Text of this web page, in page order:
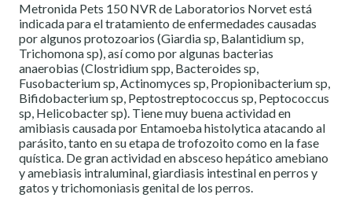
Metronida Pets 150 NVR de Laboratorios Norvet está
indicada para el tratamiento de enfermedades causadas
por algunos protozoarios (Giardia sp, Balantidium sp,
Trichomona sp), así como por algunas bacterias
anaerobias (Clostridium spp, Bacteroides sp,
Fusobacterium sp, Actinomyces sp, Propionibacterium sp,
Bifidobacterium sp, Peptostreptococcus sp, Peptococcus
sp, Helicobacter sp). Tiene muy buena actividad en
amibiasis causada por Entamoeba histolytica atacando al
parásito, tanto en su etapa de trofozoito como en la fase
quística. De gran actividad en absceso hepático amebiano
y amebiasis intraluminal, giardiasis intestinal en perros y
gatos y trichomoniasis genital de los perros.